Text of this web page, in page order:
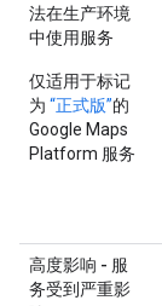
法在生产环境
中使用服务
仅适用于标记
为 “正式版”的
Google Maps
Platform 服务
高度影响 - 服
务受到严重影